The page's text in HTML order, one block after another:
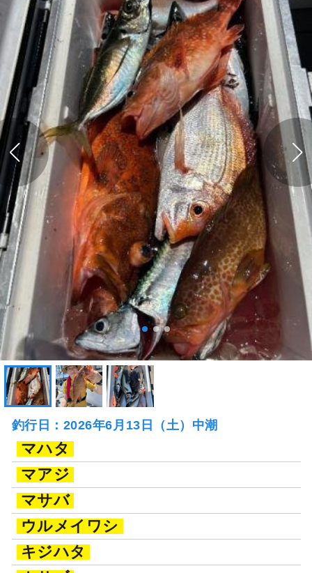
釣行日：2026年6月13日（土）中潮
マハタ
マアジ
マサバ
ウルメイワシ
キジハタ